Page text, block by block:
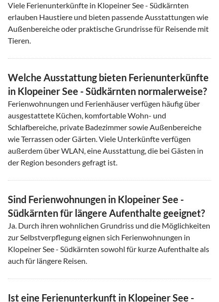
Viele Ferienunterkünfte in Klopeiner See - Südkärnten
erlauben Haustiere und bieten passende Ausstattungen wie
Außenbereiche oder praktische Grundrisse für Reisende mit
Tieren.
Welche Ausstattung bieten Ferienunterkünfte
in Klopeiner See - Südkärnten normalerweise?
Ferienwohnungen und Ferienhäuser verfügen häufig über
ausgestattete Küchen, komfortable Wohn- und
Schlafbereiche, private Badezimmer sowie Außenbereiche
wie Terrassen oder Gärten. Viele Unterkünfte verfügen
außerdem über WLAN, eine Ausstattung, die bei Gästen in
der Region besonders gefragt ist.
Sind Ferienwohnungen in Klopeiner See -
Südkärnten für längere Aufenthalte geeignet?
Ja. Durch ihren wohnlichen Grundriss und die Möglichkeiten
zur Selbstverpflegung eignen sich Ferienwohnungen in
Klopeiner See - Südkärnten sowohl für kurze Aufenthalte als
auch für längere Reisen.
Ist eine Ferienunterkunft in Klopeiner See -